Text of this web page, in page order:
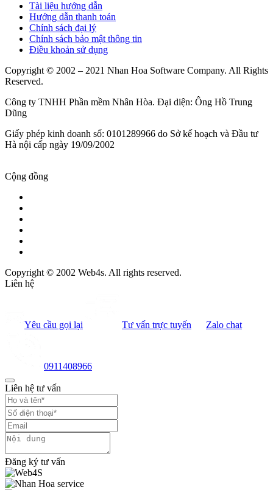
Tài liệu hướng dẫn
Hướng dẫn thanh toán
Chính sách đại lý
Chính sách bảo mật thông tin
Điều khoản sử dụng
Copyright © 2002 – 2021 Nhan Hoa Software Company. All Rights
Reserved.
Công ty TNHH Phần mềm Nhân Hòa. Đại diện: Ông Hồ Trung
Dũng
Giấy phép kinh doanh số: 0101289966 do Sở kế hoạch và Đầu tư
Hà nội cấp ngày 19/09/2002
Cộng đồng
Copyright © 2002 Web4s. All rights reserved.
Liên hệ
Yêu cầu gọi lại Tư vấn trực tuyến Zalo chat
0911408966
Liên hệ tư vấn
Đăng ký tư vấn